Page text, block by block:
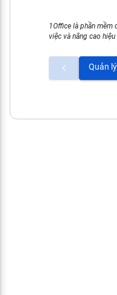
1Office là phần mềm
việc và nâng cao
Quản